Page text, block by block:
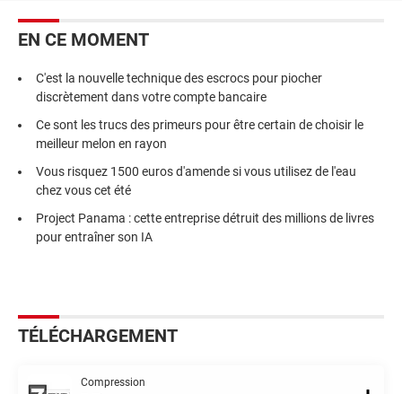
EN CE MOMENT
C'est la nouvelle technique des escrocs pour piocher
discrètement dans votre compte bancaire
Ce sont les trucs des primeurs pour être certain de choisir le
meilleur melon en rayon
Vous risquez 1500 euros d'amende si vous utilisez de l'eau
chez vous cet été
Project Panama : cette entreprise détruit des millions de livres
pour entraîner son IA
TÉLÉCHARGEMENT
Compression